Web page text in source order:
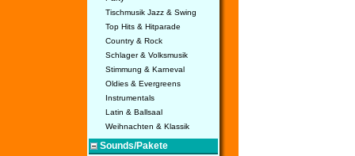
Tischmusik Jazz & Swing
Top Hits & Hitparade
Country & Rock
Schlager & Volksmusik
Stimmung & Karneval
Oldies & Evergreens
Instrumentals
Latin & Ballsaal
Weihnachten & Klassik
Sounds/Pakete